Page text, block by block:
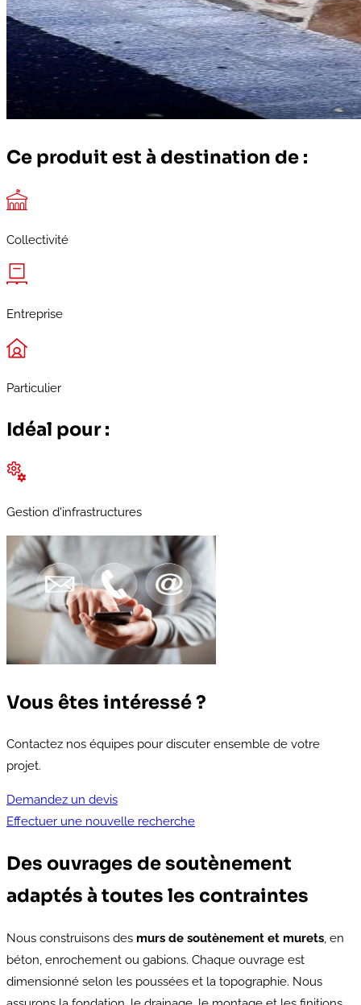
Ce produit est à destination de :
Collectivité
Entreprise
Particulier
Idéal pour :
Gestion d'infrastructures
Vous êtes intéressé ?
Contactez nos équipes pour discuter ensemble de votre
projet.
Demandez un devis
Effectuer une nouvelle recherche
Des ouvrages de soutènement
adaptés à toutes les contraintes
Nous construisons des murs de soutènement et murets, en
béton, enrochement ou gabions. Chaque ouvrage est
dimensionné selon les poussées et la topographie. Nous